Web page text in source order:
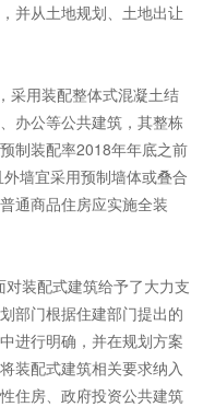
并从土地规划、土地出让
用装配整体式混凝土结
办公等公共建筑，其整栋
制装配率2018年年底之前
墙宜采用预制墙体或叠合
通商品住房应实施全装
装配式建筑给予了大力支
部门根据住建部门提出的
进行明确，并在规划方案
装配式建筑相关要求纳入
住房、政府投资公共建筑